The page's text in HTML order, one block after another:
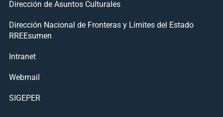
Dirección de Asuntos Culturales
Dirección Nacional de Fronteras y Límites del Estado
RREEsumen
Intranet
Webmail
SIGEPER